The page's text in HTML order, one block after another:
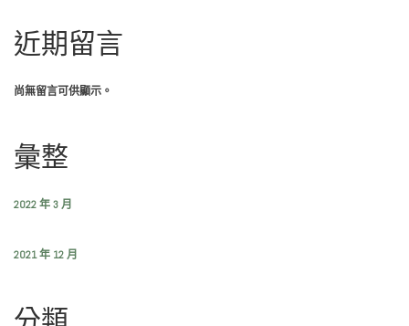
近期留言
尚無留言可供顯示。
彙整
2022 年 3 月
2021 年 12 月